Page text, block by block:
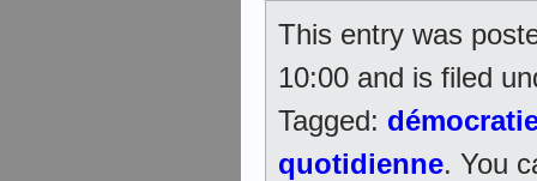
This entry was
10:00 and is filed
Tagged:
quotidienne. You